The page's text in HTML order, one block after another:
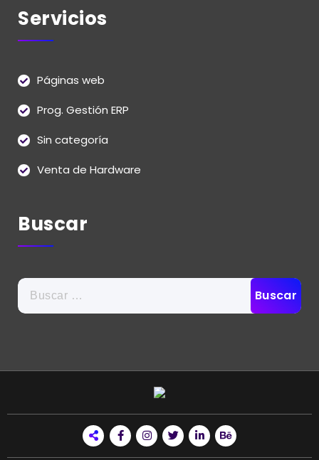
Servicios
Páginas web
Prog. Gestión ERP
Sin categoría
Venta de Hardware
Buscar
Buscar: